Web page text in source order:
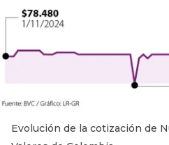
Evolución de la cotización de